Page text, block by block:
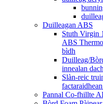
Duilleagan ABS
Stuth Virgin
ABS
bìdh
Duilleag/
innealan
Slàn-reic
Pannal Co-fhillte